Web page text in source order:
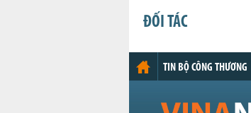
ĐỐI TÁC
TIN BỘ CÔNG THƯƠNG